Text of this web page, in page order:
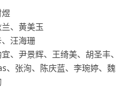
兰、黄美玉
、汪海珊
、尹景辉、王绮美、胡圣丰
、张洵、陈庆蓝、李琬婷、